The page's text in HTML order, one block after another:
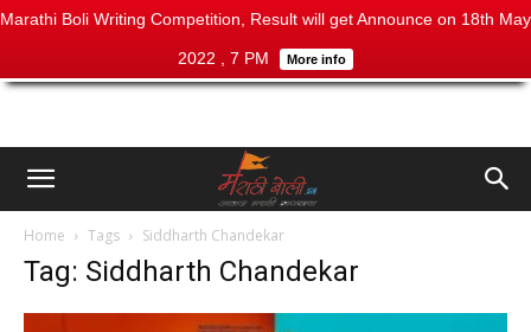
Marathi Boli Writing Competition, Result will get Announce on 18th May
2022 , 7 PM More info
Home Tags Siddharth Chandekar
Tag: Siddharth Chandekar